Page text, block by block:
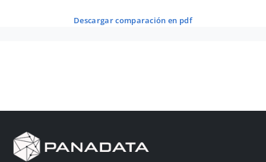
descargar comparación en pdf